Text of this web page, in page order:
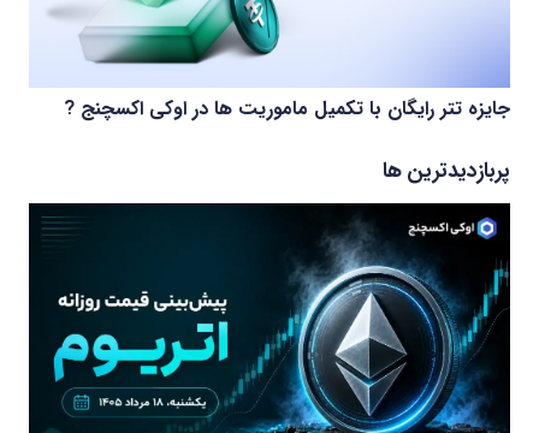
جایزه تتر رایگان با تکمیل ماموریت ها در اوکی اکسچنج ?
پربازدیدترین ها